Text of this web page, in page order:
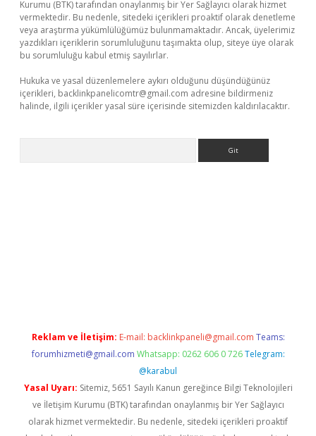
Kurumu (BTK) tarafından onaylanmış bir Yer Sağlayıcı olarak hizmet
vermektedir. Bu nedenle, sitedeki içerikleri proaktif olarak denetleme
veya araştırma yükümlülüğümüz bulunmamaktadır. Ancak, üyelerimiz
yazdıkları içeriklerin sorumluluğunu taşımakta olup, siteye üye olarak
bu sorumluluğu kabul etmiş sayılırlar.
Hukuka ve yasal düzenlemelere aykırı olduğunu düşündüğünüz
içerikleri, backlinkpanelicomtr@gmail.com adresine bildirmeniz
halinde, ilgili içerikler yasal süre içerisinde sitemizden kaldırılacaktır.
Reklam ve İletişim: E-mail: backlinkpaneli@gmail.com Teams:
forumhizmeti@gmail.com Whatsapp: 0262 606 0 726 Telegram:
@karabul
Yasal Uyarı: Sitemiz, 5651 Sayılı Kanun gereğince Bilgi Teknolojileri
ve İletişim Kurumu (BTK) tarafından onaylanmış bir Yer Sağlayıcı
olarak hizmet vermektedir. Bu nedenle, sitedeki içerikleri proaktif